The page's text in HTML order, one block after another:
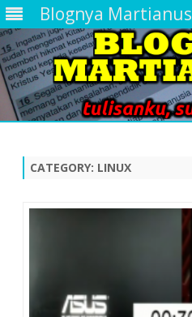
Blognya Martianus
CATEGORY: LINUX